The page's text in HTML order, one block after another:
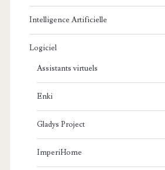
Intelligence Artificielle
Logiciel
Assistants virtuels
Enki
Gladys Project
ImperiHome